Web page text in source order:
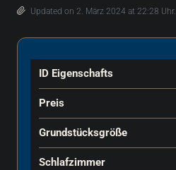
Updated on 2. März 2024 at 22:28 Uhr.
ID Eigenschafts
Preis
Grundstücksgröße
Schlafzimmer